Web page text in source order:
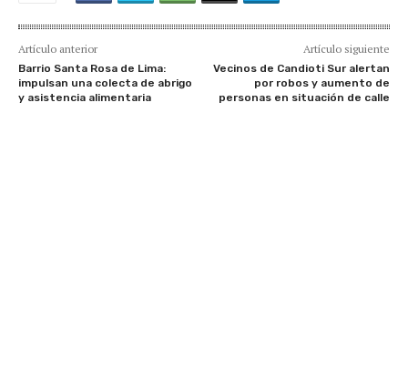
Artículo anterior
Barrio Santa Rosa de Lima:
impulsan una colecta de abrigo
y asistencia alimentaria
Artículo siguiente
Vecinos de Candioti Sur alertan
por robos y aumento de
personas en situación de calle